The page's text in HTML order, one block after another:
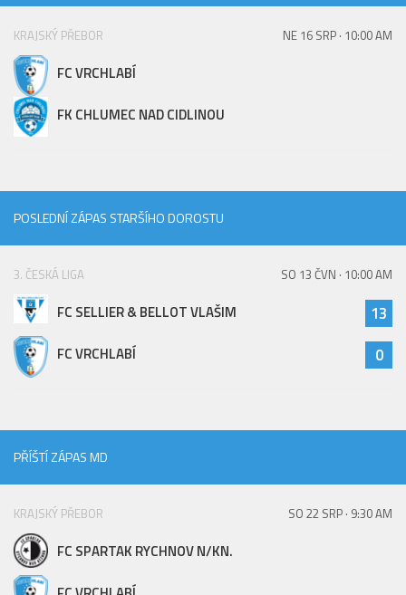
Mladší přípravka
Fotbalová školka
Bazárek
KRAJSKÝ PŘEBOR NE 16 SRP · 10:00 AM
FC VRCHLABÍ
FK CHLUMEC NAD CIDLINOU
POSLEDNÍ ZÁPAS STARŠÍHO DOROSTU
3. ČESKÁ LIGA SO 13 ČVN · 10:00 AM
FC SELLIER & BELLOT VLAŠIM 13
FC VRCHLABÍ 0
PŘÍŠTÍ ZÁPAS MD
KRAJSKÝ PŘEBOR SO 22 SRP · 9:30 AM
FC SPARTAK RYCHNOV N/KN.